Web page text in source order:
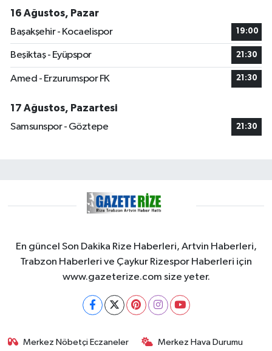
16 Ağustos, Pazar
Başakşehir - Kocaelispor
19:00
Beşiktaş - Eyüpspor 21:30
Amed - Erzurumspor FK 21:30
17 Ağustos, Pazartesi
Samsunspor - Göztepe
21:30
En güncel Son Dakika Rize Haberleri, Artvin Haberleri,
Trabzon Haberleri ve Çaykur Rizespor Haberleri için
www.gazeterize.com size yeter.
Merkez Nöbetçi Eczaneler Merkez Hava Durumu